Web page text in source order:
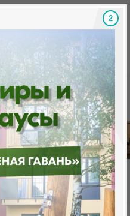
Готовые
и Океания"
1